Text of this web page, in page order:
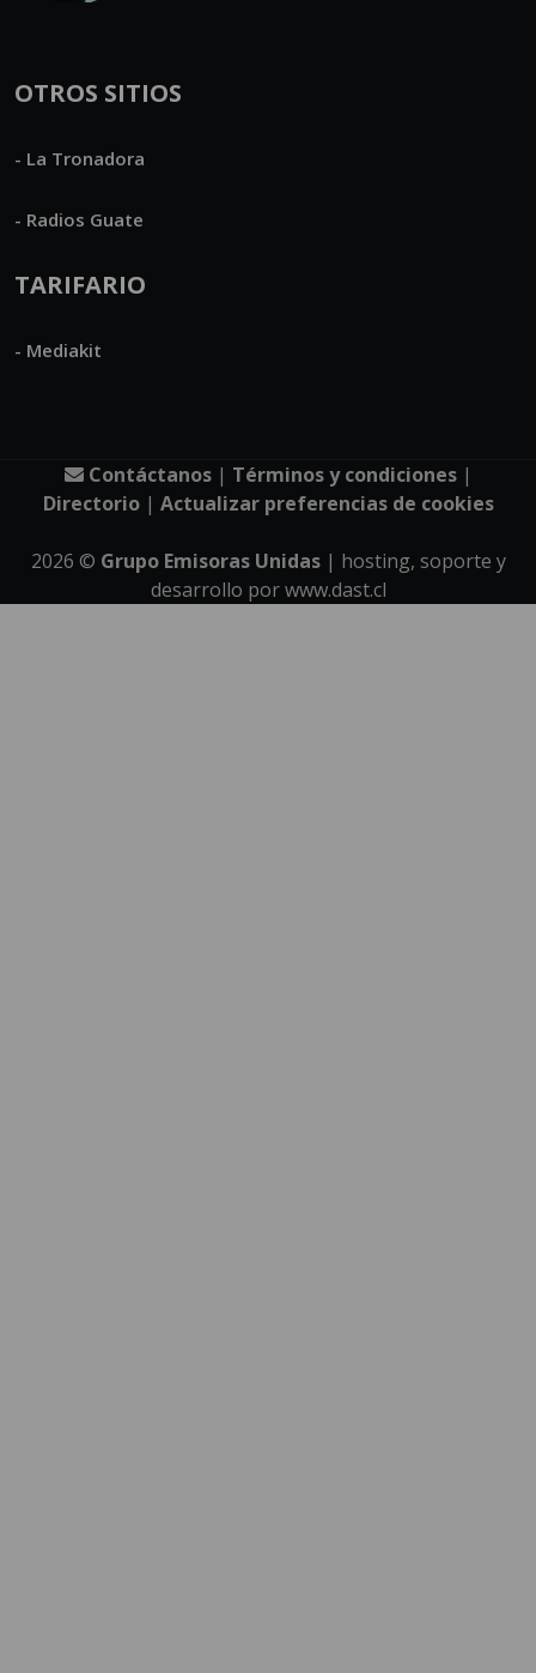
OTROS SITIOS
- La Tronadora
- Radios Guate
TARIFARIO
- Mediakit
Contáctanos| Términos y condiciones|
Directorio| Actualizar preferencias de cookies
2026 © Grupo Emisoras Unidas| hosting, soporte y
desarrollo porwww.dast.cl